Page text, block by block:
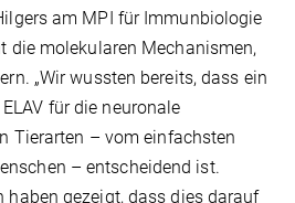
am MPI für Immunbiologie
die molekularen Mechanismen,
„Wir wussten bereits, dass ein
für die neuronale
Tierarten – vom einfachsten
– entscheidend ist.
haben gezeigt, dass dies darauf